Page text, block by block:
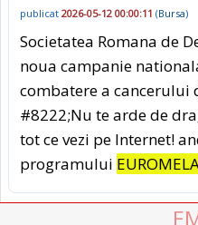
publicat 2026-05-12 00:00:11 (Bursa)
Societatea Romana de
noua campanie
combatere a cancerului
#8222;Nu te arde de
tot ce vezi pe Internet!
programului